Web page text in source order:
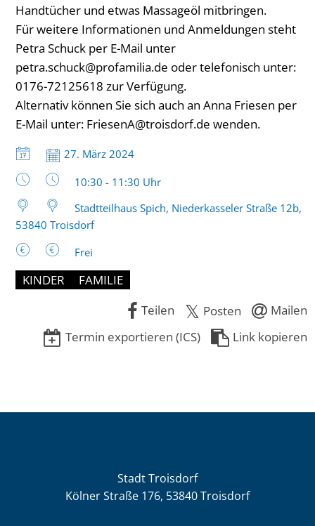
Handtücher und etwas Massageöl mitbringen.
Für weitere Informationen und Anmeldungen steht
Petra Schuck per E-Mail unter
petra.schuck@profamilia.de oder telefonisch unter:
0176-72125618 zur Verfügung.
Alternativ können Sie sich auch an Anna Friesen per
E-Mail unter: FriesenA@troisdorf.de wenden.
Datum:
27. März 2024
Uhrzeit:
10:30 - 11:30 Uhr
Stadtteilhaus Spich, Niederkasseler Straße 12b,
53840 Troisdorf
Frei
KINDER
FAMILIE
Teilen
Posten
Mailen
Termin exportieren (ICS)
Link kopieren
Stadt Troisdorf
Kölner Straße 176, 53840 Troisdorf